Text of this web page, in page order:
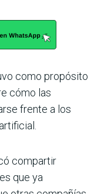
como propósito
cómo las
frente a los
compartir
que ya